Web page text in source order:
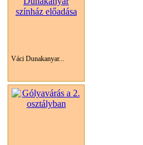
Váci Dunakanyar...